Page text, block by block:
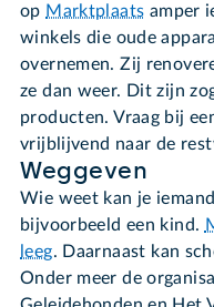
op Marktplaats amper
winkels die oude
overnemen. Zij
ze dan weer. Dit zijn
producten. Vraag bij
vrijblijvend naar de
Weggeven
Wie weet kan je
bijvoorbeeld een kind.
leeg. Daarnaast kan
Onder meer de